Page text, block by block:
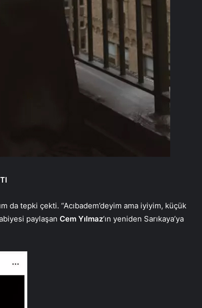
da tepki çekti. “Acıbadem’deyim ama iyiyim, küçük
paylaşan Cem Yılmaz‘ın yeniden Sarıkaya’ya